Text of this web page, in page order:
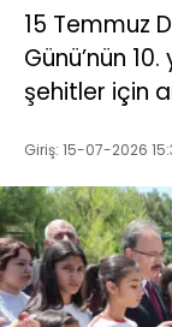
15 Temmuz
Günü’nün
şehitler için
Giriş: 15-07-2026